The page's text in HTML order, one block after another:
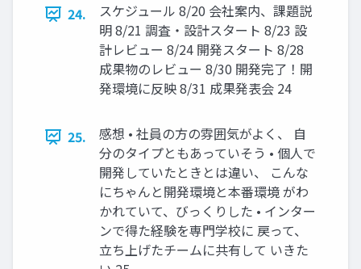
24.
スケジュール 8/20 会社案内、課題説
明 8/21 調査・設計スタート 8/23 設
計レビュー 8/24 開発スタート 8/28
成果物のレビュー 8/30 開発完了！開
発環境に反映 8/31 成果発表会 24
25.
感想 • 社員の方の雰囲気がよく、 自
分のタイプともあっていそう • 個人で
開発していたときとは違い、 こんな
にちゃんと開発環境と本番環境 がわ
かれていて、びっくりした • インター
ンで得た経験を専門学校に 戻って、
立ち上げたチームに共有して いきた